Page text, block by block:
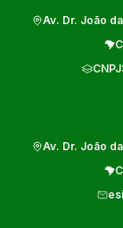
Av. Dr. João
CNPJ:
Av. Dr. João